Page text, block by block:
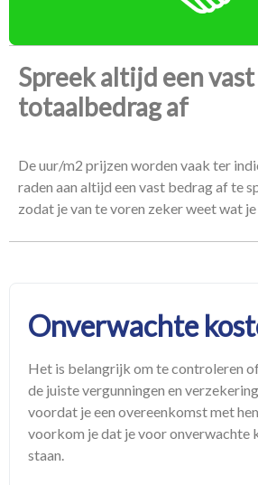
Spreek altijd een vast
totaalbedrag af
De uur/m2 prijzen worden vaak ter
raden aan altijd een vast bedrag af te
zodat je van te voren zeker weet wat
Onverwachte
Het is belangrijk om te controleren
de juiste vergunningen en
voordat je een overeenkomst met
voorkom je dat je voor onverwachte
staan.